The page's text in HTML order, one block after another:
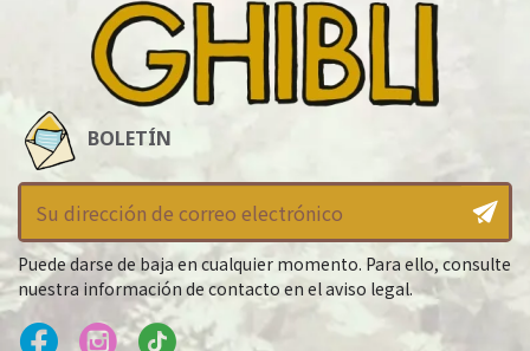
BOLETÍN
Puede darse de baja en cualquier momento. Para ello, consulte
nuestra información de contacto en el aviso legal.